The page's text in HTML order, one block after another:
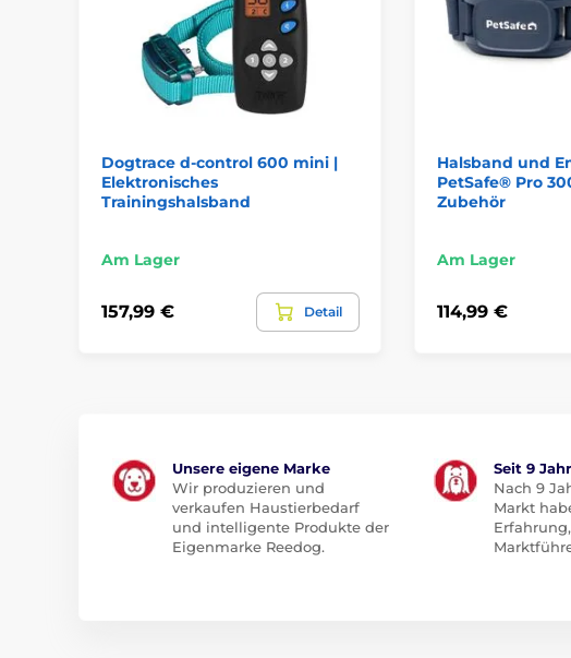
Dogtrace d-control 600 mini |
Elektronisches
Trainingshalsband
Am Lager
157,99 € Detail
Halsband und
PetSafe® Pro
Zubehör
Am Lager
114,99 €
Unsere eigene Marke
Wir produzieren und
verkaufen Haustierbedarf
und intelligente Produkte der
Eigenmarke Reedog.
Seit 9
Nach 9
Markt